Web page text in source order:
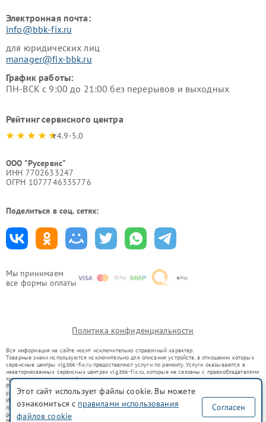
Мы принимаем
все формы оплаты
Электронная почта:
info@bbk-fix.ru
для юридических лиц
manager@fix-bbk.ru
График работы:
ПН-ВСК с 9:00 до 21:00 без перерывов и выходных
Рейтинг сервисного центра
4.9-5.0
ООО "Русервис"
ИНН 7702633247
ОГРН 1077746335776
Поделиться в соц. сетях:
Политика конфиденциальности
Вся информация на сайте носит исключительно справочный характер.
Товарные знаки используются исключительно для описания устройств, в отношении которых
сервисные центры vlg.bbk-fix.ru предоставляют услуги по ремонту. Услуги оказываются в
неавторизованных сервисных центрах vlg.bbk-fix.ru, которые не связаны с правообладателями
товарных знаков или их официальными представителями.
Ремонт осуществляется для устройств, уже введенных в гражданский оборот в соответствии
со статьей 1487 ГК РФ.
Использование товарных знаков не преследует цели индивидуализации услуг или введения
потребителей в заблуждение, а служит для информирования о предоставляемых услугах по
ремонту техники указанных брендов.
Этот сайт использует файлы cookie. Вы можете
ознакомиться с правилами использования
файлов cookie
Согласен